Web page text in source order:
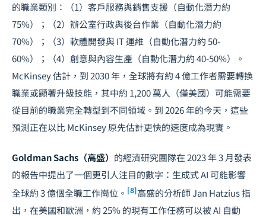
的職業類別：（1）客戶服務與銷售支援（自動化潛力約
75%）；（2）辦公室行政與後台作業（自動化潛力約
70%）；（3）軟體開發與 IT 運維（自動化潛力約 50-
60%）；（4）創意與內容生產（自動化潛力約 40-50%）。
McKinsey 估計，到 2030 年，全球將有約 4 億工作者需要轉換
職業或顯著升級技能，其中約 1,200 萬人（僅美國）可能需要
從目前的職業完全轉型到不同領域。到 2026 年的今天，這些
預測正在以比 McKinsey 原先估計更快的速度成為現實。
Goldman Sachs（高盛） 的經濟研究團隊在 2023 年 3 月發表
的報告中提出了一個更引人注目的數字：生成式 AI 可能影響
全球約 3 億個全職工作崗位。 [8]高盛的分析師 Jan Hatzius 指
出，在美國和歐洲，約 25% 的現有工作任務可以被 AI 自動